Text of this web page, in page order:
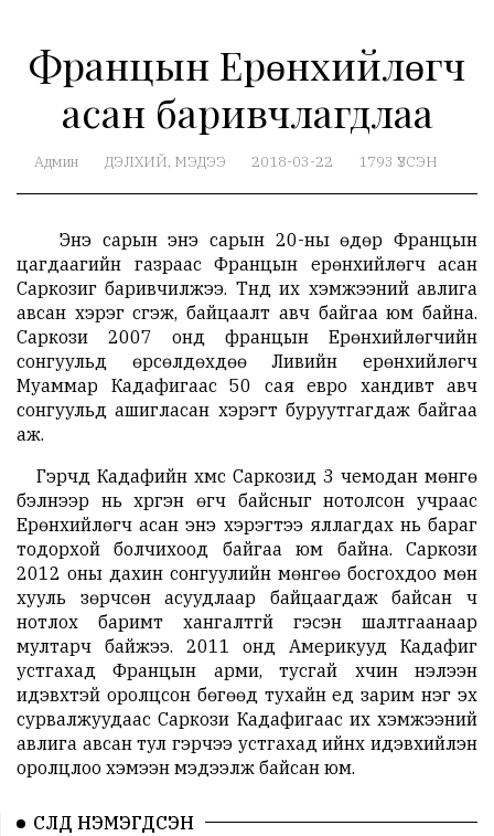
Францын Ерөнхийлөгч
асан баривчлагдлаа
Админ ДЭЛХИЙ, МЭДЭЭ 2018-03-22 1793 ҮЗСЭН
Энэ сарын энэ сарын 20-ны өдөр Францын
цагдаагийн газраас Францын ерөнхийлөгч асан
Саркозиг баривчилжээ. Түүнд их хэмжээний авлига
авсан хэрэг үүсгэж, байцаалт авч байгаа юм байна.
Саркози 2007 онд францын Ерөнхийлөгчийн
сонгуульд өрсөлдөхдөө Ливийн ерөнхийлөгч
Муаммар Кадафигаас 50 сая евро хандивт авч
сонгуульд ашигласан хэрэгт буруутгагдаж байгаа
аж.
Гэрчүүд Кадафийн хүмүүс Саркозид 3 чемодан мөнгө
бэлнээр нь хүргэн өгч байсныг нотолсон учраас
Ерөнхийлөгч асан энэ хэрэгтээ яллагдах нь бараг
тодорхой болчихоод байгаа юм байна. Саркози
2012 оны дахин сонгуулийн мөнгөө босгохдоо мөн
хууль зөрчсөн асуудлаар байцаагдаж байсан ч
нотлох баримт хангалтгүй гэсэн шалтгаанаар
мултарч байжээ. 2011 онд Америкууд Кадафиг
устгахад Францын арми, тусгай хүчин нэлээн
идэвхтэй оролцсон бөгөөд тухайн үед зарим нэг эх
сурвалжуудаас Саркози Кадафигаас их хэмжээний
авлига авсан тул гэрчээ устгахад ийнхүү идэвхийлэн
оролцлоо хэмээн мэдээлж байсан юм.
СҮҮЛД НЭМЭГДСЭН